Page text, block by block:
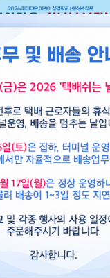
뮤직 용품 현수막
선물
- 예수님과 함께